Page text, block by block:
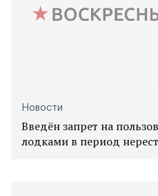
Новости
Введён запрет на
лодками в период